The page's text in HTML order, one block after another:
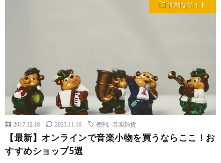
便利なサイト
2017.12.18 2023.11.16 便利 音楽雑貨
【最新】オンラインで音楽小物を買うならここ！お
すすめショップ5選